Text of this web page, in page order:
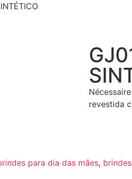
revestida
para dia das mães,